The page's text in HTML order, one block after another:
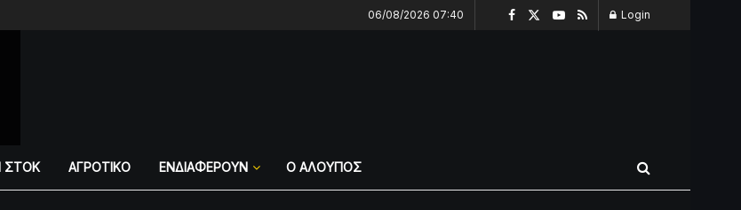
06/08/2026 07:40 Login
ΣΤΟΚ ΑΓΡΟΤΙΚΟ ΕΝΔΙΑΦΕΡΟΥΝ Ο ΑΛΟΥΠΟΣ